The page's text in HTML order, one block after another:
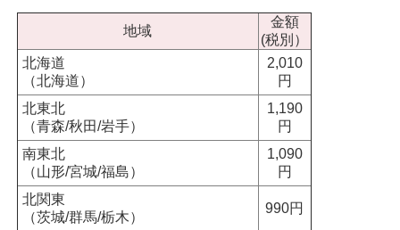
地域
金額
(税別）
北海道
（北海道）
2,010
円
北東北
（青森/秋田/岩手）
1,190
円
南東北
（山形/宮城/福島）
1,090
円
北関東
（茨城/群馬/栃木）
990円